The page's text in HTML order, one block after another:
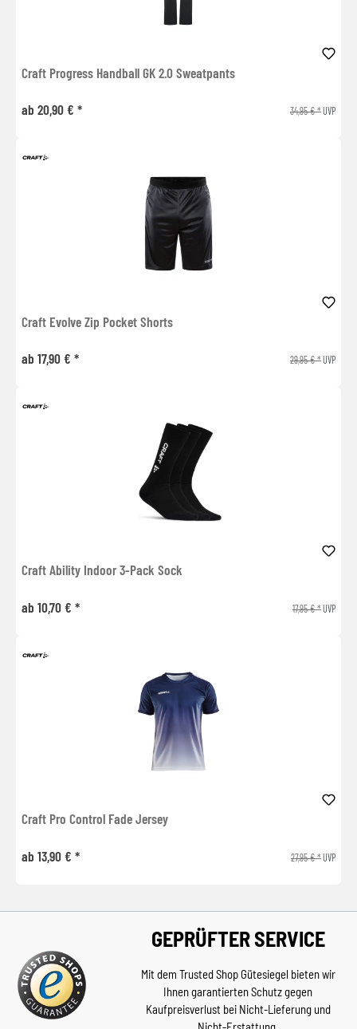
Craft Progress Handball GK 2.0 Sweatpants
ab 20,90 € * 34,95 € *UVP
Craft Evolve Zip Pocket Shorts
ab 17,90 € * 29,95 € *UVP
Craft Ability Indoor 3-Pack Sock
ab 10,70 € * 17,95 € *UVP
Craft Pro Control Fade Jersey
ab 13,90 € * 27,95 € *UVP
GEPRÜFTER SERVICE
Mit dem Trusted Shop Gütesiegel bieten wir
Ihnen garantierten Schutz gegen
Kaufpreisverlust bei Nicht-Lieferung und